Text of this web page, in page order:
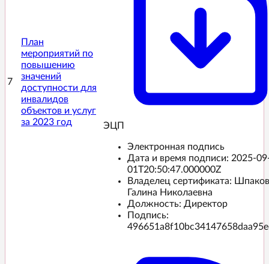
7
План
мероприятий по
повышению
значений
доступности для
инвалидов
объектов и услуг
за 2023 год
ЭЦП️
Электронная подпись
Дата и время подписи: 2025-
01T20:50:47.000000Z
Владелец сертификата:
Галина Николаевна
Должность: Директор
Подпись: